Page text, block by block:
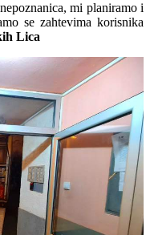
mi planiramo i
se zahtevima korisnika
Lica